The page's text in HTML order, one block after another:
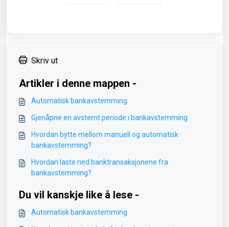
Skriv ut
Artikler i denne mappen -
Automatisk bankavstemming
Gjenåpne en avstemt periode i bankavstemming
Hvordan bytte mellom manuell og automatisk
bankavstemming?
Hvordan laste ned banktransaksjonene fra
bankavstemming?
Du vil kanskje like å lese -
Automatisk bankavstemming